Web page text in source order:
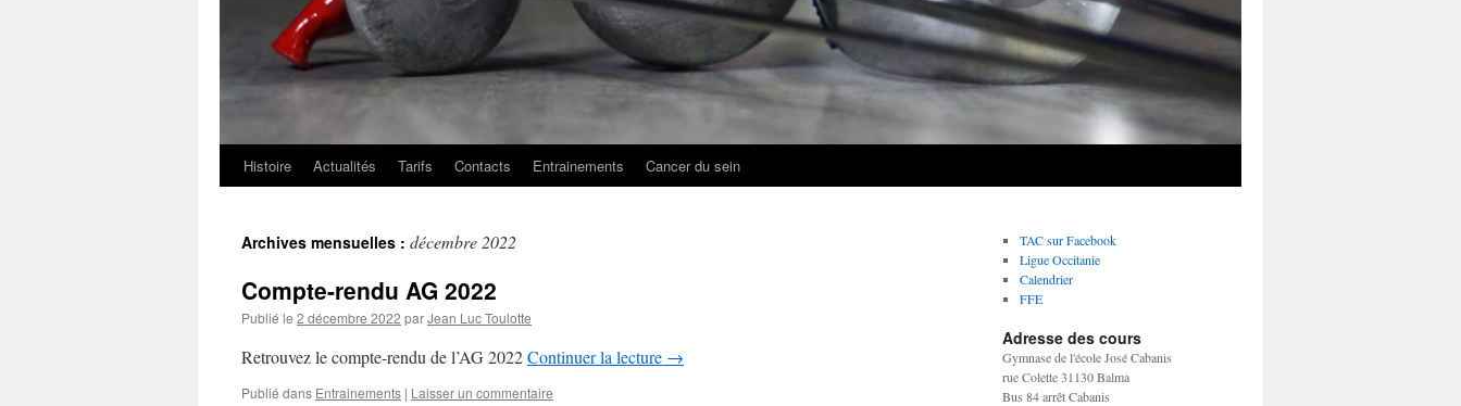
Histoire Actualités Tarifs Contacts Entrainements Cancer du sein
Archives mensuelles : décembre 2022
Compte-rendu AG 2022
Publié le 2 décembre 2022 parJean Luc Toulotte
Retrouvez le compte-rendu de l’AG 2022Continuer la lecture →
Publié dans Entrainements | Laisser un commentaire
TAC sur Facebook
Ligue Occitanie
Calendrier
FFE
Adresse des cours
Gymnase de l'école José Cabanis
rue Colette 31130 Balma
Bus 84 arrêt Cabanis